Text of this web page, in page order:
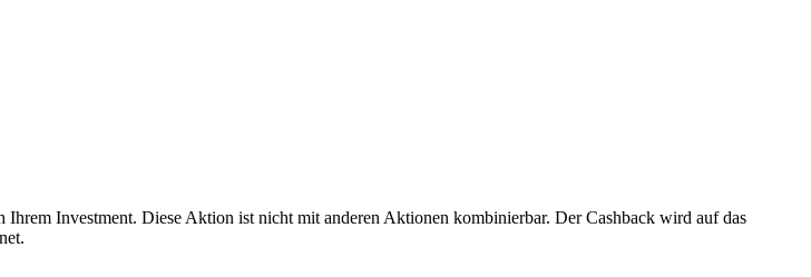
Investment. Diese Aktion ist nicht mit anderen Aktionen kombinierbar. Der Cashback wird auf das